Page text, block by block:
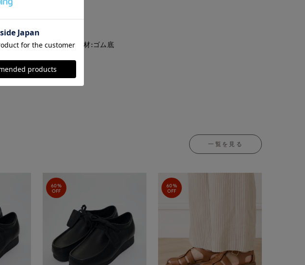
■原産国
■クオリティ
甲材:牛革 ポリエステル 底材:ゴム底
■取扱い方法
取り扱いについて
一覧を見る
60%
OFF
60%
OFF